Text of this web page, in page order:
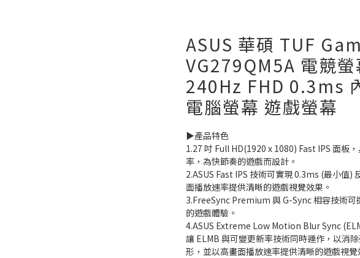
ASUS 華碩 TUF
VG279QM5A 電競
240Hz FHD 0.3ms
電腦螢幕 遊戲螢幕
▶️產品特色
1.27 吋 Full HD(1920 x 1080) Fast IPS 面板
率，為快節奏的遊戲而設計。
2.ASUS Fast IPS 技術可實現 0.3ms (最小值)
面播放速率提供清晰的遊戲視覺效果。
3.FreeSync Premium 與 G-Sync 相容技術可
的遊戲體驗。
4.ASUS Extreme Low Motion Blur Sync
讓 ELMB 與可變更新率技術同時運作，以消
形，並以高畫面播放速率提供清晰的遊戲視覺